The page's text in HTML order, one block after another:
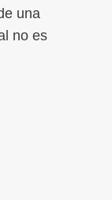
una
no es